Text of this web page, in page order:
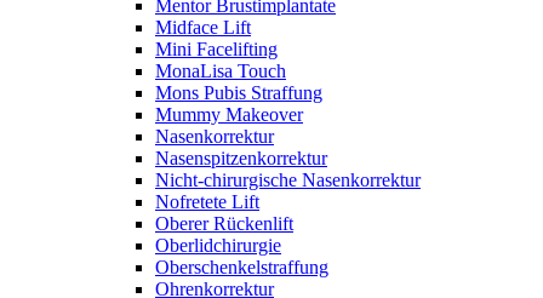
Mentor Brustimplantate
Midface Lift
Mini Facelifting
MonaLisa Touch
Mons Pubis Straffung
Mummy Makeover
Nasenkorrektur
Nasenspitzenkorrektur
Nicht-chirurgische Nasenkorrektur
Nofretete Lift
Oberer Rückenlift
Oberlidchirurgie
Oberschenkelstraffung
Ohrenkorrektur